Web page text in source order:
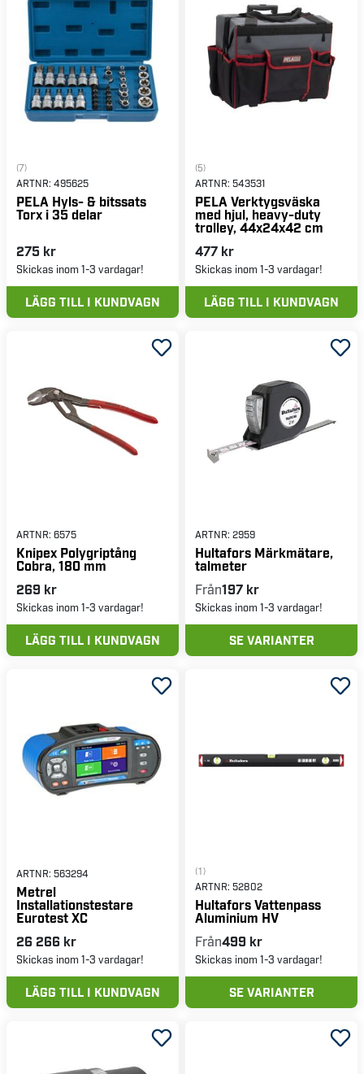
(7)
ARTNR: 495625
PELA Hyls- & bitssats
Torx i 35 delar
275 kr
Skickas inom 1-3 vardagar!
LÄGG TILL I KUNDVAGN
(5)
ARTNR: 543531
PELA Verktygsväska
med hjul, heavy-duty
trolley, 44x24x42 cm
477 kr
Skickas inom 1-3 vardagar!
LÄGG TILL I KUNDVAGN
ARTNR: 6575
Knipex Polygriptång
Cobra, 180 mm
269 kr
Skickas inom 1-3 vardagar!
LÄGG TILL I KUNDVAGN
ARTNR: 2959
Hultafors Märkmätare,
talmeter
Från197 kr
Skickas inom 1-3 vardagar!
SE VARIANTER
ARTNR: 563294
Metrel
Installationstestare
Eurotest XC
26 266 kr
Skickas inom 1-3 vardagar!
LÄGG TILL I KUNDVAGN
(1)
ARTNR: 52802
Hultafors Vattenpass
Aluminium HV
Från499 kr
Skickas inom 1-3 vardagar!
SE VARIANTER